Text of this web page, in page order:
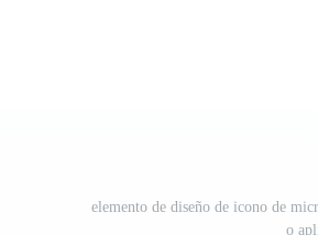
elemento de diseño de icono de
o